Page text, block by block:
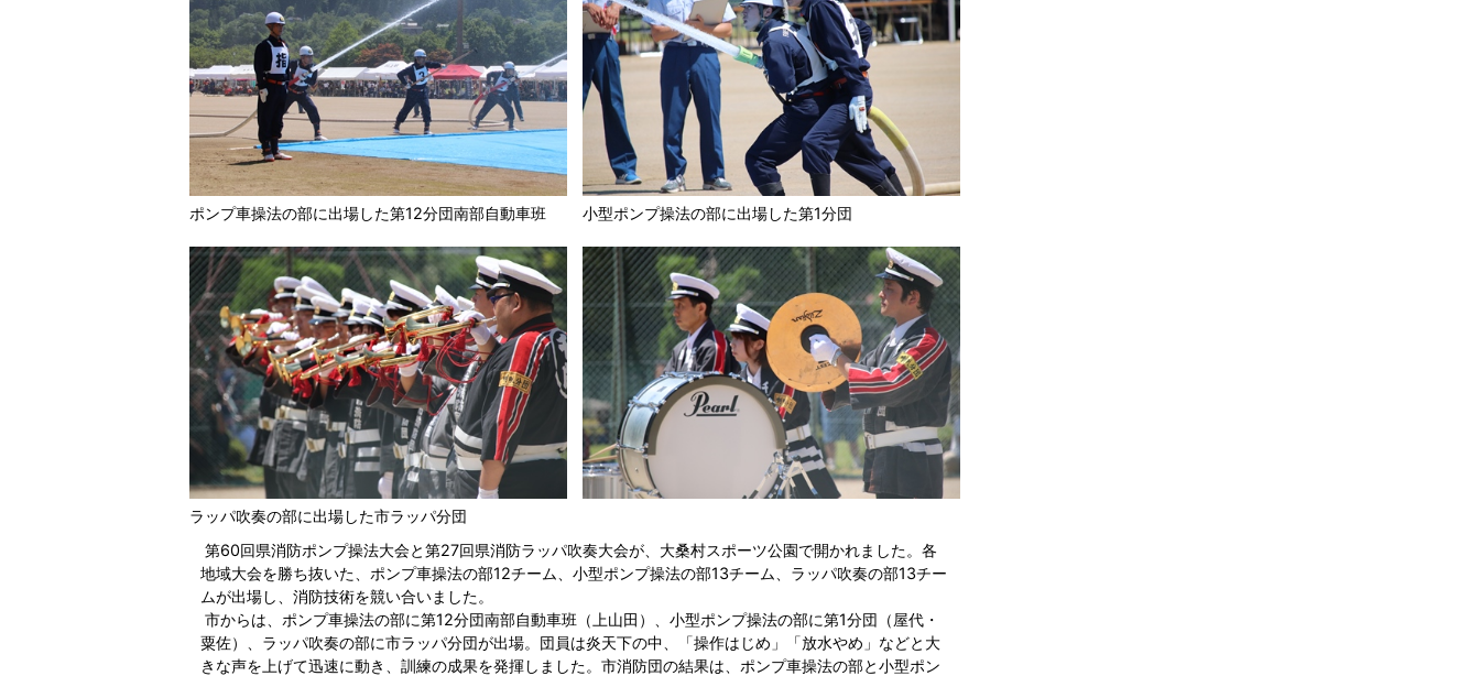
ポンプ車操法の部に出場した第12分団南部自動車班 小型ポンプ操法の部に出場した第1分団
ラッパ吹奏の部に出場した市ラッパ分団
第60回県消防ポンプ操法大会と第27回県消防ラッパ吹奏大会が、大桑村スポーツ公園で開かれました。各
地域大会を勝ち抜いた、ポンプ車操法の部12チーム、小型ポンプ操法の部13チーム、ラッパ吹奏の部13チー
ムが出場し、消防技術を競い合いました。
市からは、ポンプ車操法の部に第12分団南部自動車班（上山田）、小型ポンプ操法の部に第1分団（屋代・
粟佐）、ラッパ吹奏の部に市ラッパ分団が出場。団員は炎天下の中、「操作はじめ」「放水やめ」などと大
きな声を上げて迅速に動き、訓練の成果を発揮しました。市消防団の結果は、ポンプ車操法の部と小型ポン